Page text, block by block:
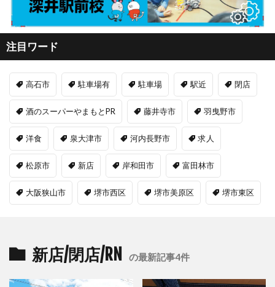
注目ワード
高石市 駐車場有 駐車場 駅近 閉店
酒のスーパーやまもとPR 藤井寺市 羽曳野市
洋食 泉大津市 河内長野市 求人
松原市 新店 岸和田市 富田林市
大阪狭山市 堺市西区 堺市美原区 堺市東区
新店/閉店/RN の最新記事4件